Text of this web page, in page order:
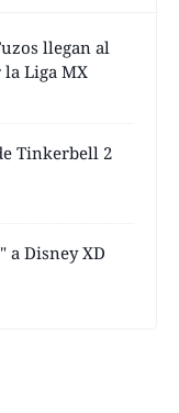
llegan al
la Liga MX
Tinkerbell 2
a Disney XD